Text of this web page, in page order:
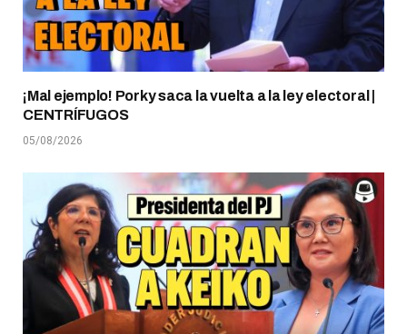
¡Mal ejemplo! Porky saca la vuelta a la ley electoral |
CENTRÍFUGOS
05/08/2026